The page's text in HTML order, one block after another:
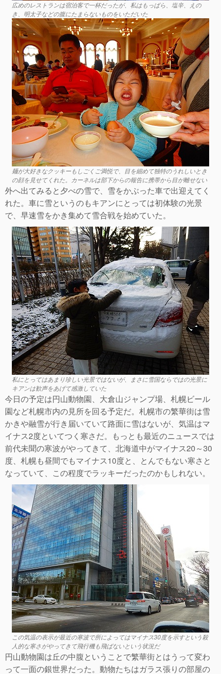
広めのレストランは宿泊客で一杯だったが、私はもっぱら、塩辛、えの
き、明太子などの腹にたまらないものをいただいた
麺が大好きなクッキーもしごくご満悦で、目を細めて独特のうれしいとき
の顔を見せてくれた。カーネルは部下からの報告に携帯から目が離せない
外へ出てみると夕べの雪で、雪をかぶった車で出迎えてく
れた。車に雪というのもキアンにとっては初体験の光景
で、早速雪をかき集めて雪合戦を始めていた。
私にとってはあまり珍しい光景ではないが、まさに雪国ならではの光景に
キアンは歓声をあげて感激していた
今日の予定は円山動物園、大倉山ジャンプ場、札幌ビール
園など札幌市内の見所を回る予定だ。札幌市の繁華街は雪
かきや融雪が行き届いていて路面に雪はないが、気温はマ
イナス2度といてつく寒さだ。もっとも最近のニュースでは
前代未聞の寒波がやってきて、北海道中がマイナス20～30
度、札幌も昼間でもマイナス10度と、とんでもない寒さと
なっていて、この程度でラッキーだったのかもしれない。
この気温の表示が最近の寒波で所によってはマイナス30度を示すという殺
人的な寒さがやってきて飛行機も飛ばないという状況だ
円山動物園は丘の中腹ということで繁華街とはうって変わ
って一面の銀世界だった。動物たちはガラス張りの部屋の